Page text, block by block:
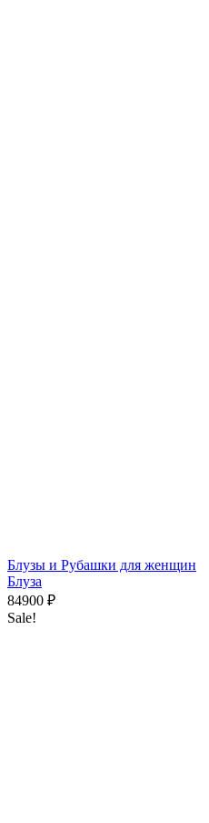
Блузы и Рубашки для женщин
Блуза
84900 ₽
Sale!